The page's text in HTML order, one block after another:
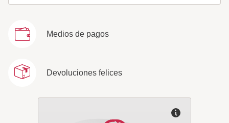
Medios de pagos
Devoluciones felices